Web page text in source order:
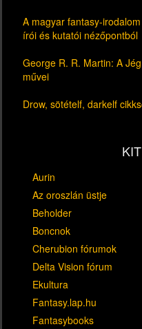
A magyar fantasy-
írói és kutatói nézőpontból
George R. R. Martin: A
művei
Drow, sötételf, darkelf
Aurin
Az oroszlán üstje
Beholder
Boncnok
Cherubion fórumok
Delta Vision fórum
Ekultura
Fantasy.lap.hu
Fantasybooks